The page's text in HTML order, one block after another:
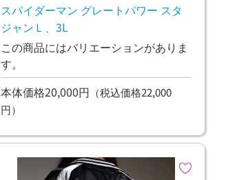
スパイダーマン グレートパワー スタ
ジャンＬ、3L
この商品にはバリエーションがありま
す。
本体価格20,000円 （税込価格22,000
円）